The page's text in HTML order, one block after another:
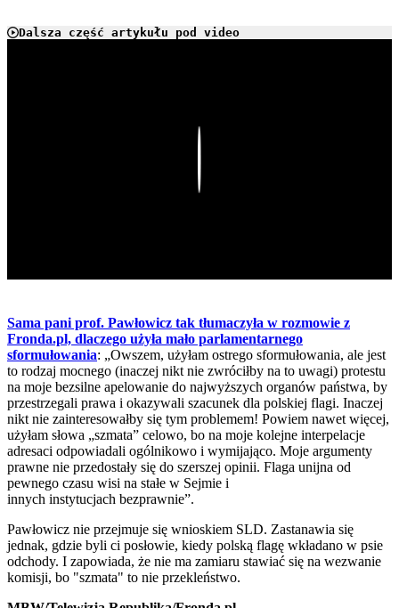
Dalsza część artykułu pod video
Sama pani prof. Pawłowicz tak tłumaczyła w rozmowie z
Fronda.pl, dlaczego użyła mało parlamentarnego
sformułowania: „Owszem, użyłam ostrego sformułowania, ale jest
to rodzaj mocnego (inaczej nikt nie zwróciłby na to uwagi) protestu
na moje bezsilne apelowanie do najwyższych organów państwa, by
przestrzegali prawa i okazywali szacunek dla polskiej flagi. Inaczej
nikt nie zainteresowałby się tym problemem! Powiem nawet więcej,
użyłam słowa „szmata” celowo, bo na moje kolejne interpelacje
adresaci odpowiadali ogólnikowo i wymijająco. Moje argumenty
prawne nie przedostały się do szerszej opinii. Flaga unijna od
pewnego czasu wisi na stałe w Sejmie i
innych instytucjach bezprawnie”.
Pawłowicz nie przejmuje się wnioskiem SLD. Zastanawia się
jednak, gdzie byli ci posłowie, kiedy polską flagę wkładano w psie
odchody. I zapowiada, że nie ma zamiaru stawiać się na wezwanie
komisji, bo "szmata" to nie przekleństwo.